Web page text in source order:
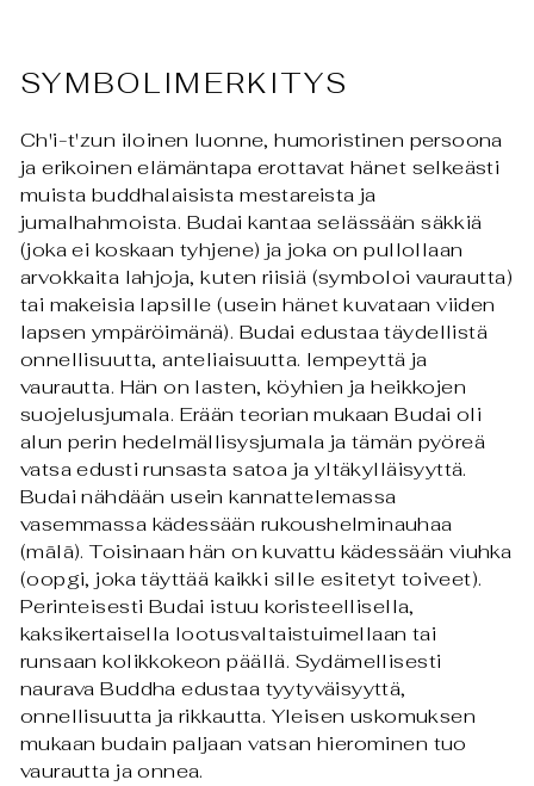
SYMBOLIMERKITYS
Ch'i-t'zun iloinen luonne, humoristinen persoona
ja erikoinen elämäntapa erottavat hänet selkeästi
muista buddhalaisista mestareista ja
jumalhahmoista. Budai kantaa selässään säkkiä
(joka ei koskaan tyhjene) ja joka on pullollaan
arvokkaita lahjoja, kuten riisiä (symboloi vaurautta)
tai makeisia lapsille (usein hänet kuvataan viiden
lapsen ympäröimänä). Budai edustaa täydellistä
onnellisuutta, anteliaisuutta. lempeyttä ja
vaurautta. Hän on lasten, köyhien ja heikkojen
suojelusjumala. Erään teorian mukaan Budai oli
alun perin hedelmällisysjumala ja tämän pyöreä
vatsa edusti runsasta satoa ja yltäkylläisyyttä.
Budai nähdään usein kannattelemassa
vasemmassa kädessään rukoushelminauhaa
(mālā). Toisinaan hän on kuvattu kädessään viuhka
(oopgi, joka täyttää kaikki sille esitetyt toiveet).
Perinteisesti Budai istuu koristeellisella,
kaksikertaisella lootusvaltaistuimellaan tai
runsaan kolikkokeon päällä. Sydämellisesti
naurava Buddha edustaa tyytyväisyyttä,
onnellisuutta ja rikkautta. Yleisen uskomuksen
mukaan budain paljaan vatsan hierominen tuo
vaurautta ja onnea.